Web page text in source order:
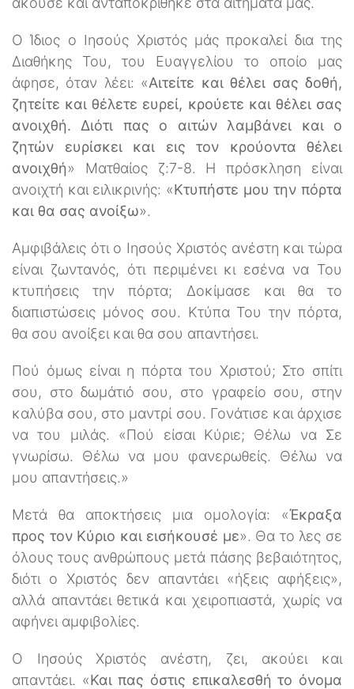
Ο Ίδιος ο Ιησούς Χριστός μάς προκαλεί δια της
Διαθήκης Του, του Ευαγγελίου το οποίο μας
άφησε, όταν λέει: «Αιτείτε και θέλει σας δοθή,
ζητείτε και θέλετε ευρεί, κρούετε και θέλει σας
ανοιχθή. Διότι πας ο αιτών λαμβάνει και ο
ζητών ευρίσκει και εις τον κρούοντα θέλει
ανοιχθή» Ματθαίος ζ:7-8. Η πρόσκληση είναι
ανοιχτή και ειλικρινής: «Κτυπήστε μου την πόρτα
και θα σας ανοίξω».
Αμφιβάλεις ότι ο Ιησούς Χριστός ανέστη και τώρα
είναι ζωντανός, ότι περιμένει κι εσένα να Του
κτυπήσεις την πόρτα; Δοκίμασε και θα το
διαπιστώσεις μόνος σου. Κτύπα Του την πόρτα,
θα σου ανοίξει και θα σου απαντήσει.
Πού όμως είναι η πόρτα του Χριστού; Στο σπίτι
σου, στο δωμάτιό σου, στο γραφείο σου, στην
καλύβα σου, στο μαντρί σου. Γονάτισε και άρχισε
να του μιλάς. «Πού είσαι Κύριε; Θέλω να Σε
γνωρίσω. Θέλω να μου φανερωθείς. Θέλω να
μου απαντήσεις.»
Μετά θα αποκτήσεις μια ομολογία: «Έκραξα
προς τον Κύριο και εισήκουσέ με». Θα το λες σε
όλους τους ανθρώπους μετά πάσης βεβαιότητος,
διότι ο Χριστός δεν απαντάει «ήξεις αφήξεις»,
αλλά απαντάει θετικά και χειροπιαστά, χωρίς να
αφήνει αμφιβολίες.
Ο Ιησούς Χριστός ανέστη, ζει, ακούει και
απαντάει. «Και πας όστις επικαλεσθή το όνομα